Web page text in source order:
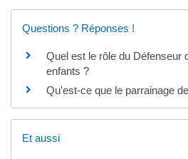
Questions ? Réponses !
Quel est le rôle du Défenseur
enfants ?
Qu'est-ce que le parrainage
Et aussi